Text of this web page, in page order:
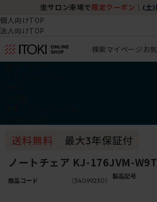
坐サロン来場で 限定クーポン (土)
個人向けTOP
法人向けTOP
検索マイページ お
ノートチェア KJ-176JVM-
商品コード （34099230）
製品記号